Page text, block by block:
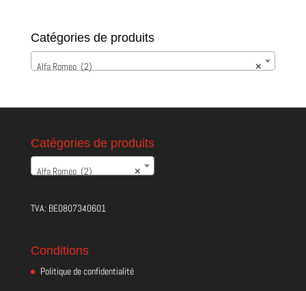
Catégories de produits
×
Alfa Romeo (2)
Catégories de produits
×
Alfa Romeo (2)
TVA: BE0807340601
Conditions
Politique de confidentialité